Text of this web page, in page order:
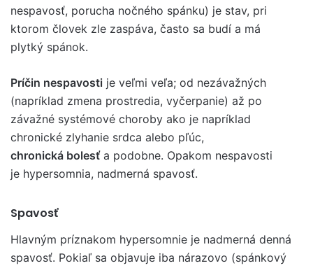
nespavosť, porucha nočného spánku) je stav, pri
ktorom človek zle zaspáva, často sa budí a má
plytký spánok.
Príčin nespavosti je veľmi veľa; od nezávažných
(napríklad zmena prostredia, vyčerpanie) až po
závažné systémové choroby ako je napríklad
chronické zlyhanie srdca alebo pľúc,
chronická bolesťa podobne. Opakom nespavosti
je hypersomnia, nadmerná spavosť.
Spavosť
Hlavným príznakom hypersomnie je nadmerná denná
spavosť. Pokiaľ sa objavuje iba nárazovo (spánkový